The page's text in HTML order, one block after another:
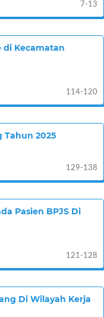
7-13
di Kecamatan
114-120
Tahun 2025
129-138
Pasien BPJS Di
121-128
Di Wilayah Kerja